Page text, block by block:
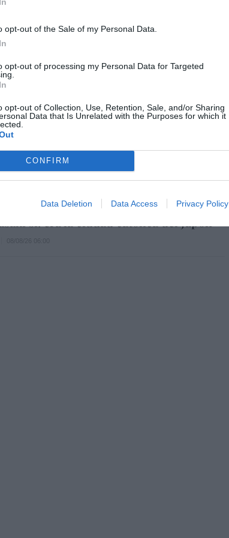
opt-out of the Sale of my Personal Data.
opt-out of processing my Personal Data for Targeted
opt-out of Collection, Use, Retention, Sale, and/or Sharing
Data that Is Unrelated with the Purposes for which it
CONFIRM
Data Deletion Data Access Privacy Policy
y la ganará la Virgen
08/08/26 06:00
no admite el gaymonio... bendecido en
de la Unión Europea
responsables: no siempre el banco
08/08/26 06:00
de Hiroshima no perseguía a Occidente,
sí: era la ciudad católica del Japón